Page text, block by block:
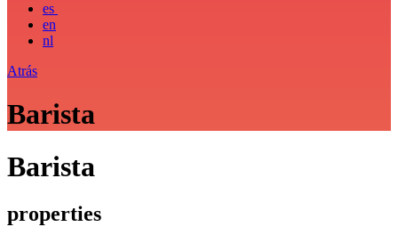
es
en
nl
Atrás
Barista
Barista
properties